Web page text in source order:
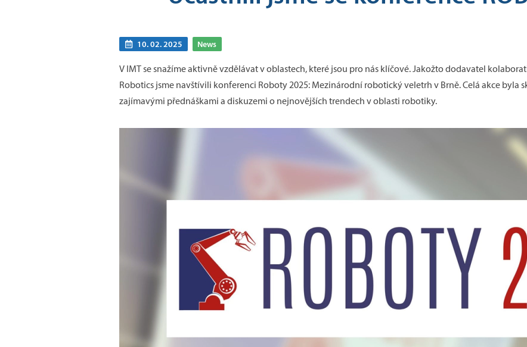
10. 02. 2025 News
V IMT se snažíme aktivně vzdělávat v oblastech, které jsou pro nás klíčové. Jakožto dodavatel
Robotics jsme navštívili konferenci Roboty 2025: Mezinárodní robotický veletrh v Brně. Celá akce byla
zajímavými přednáškami a diskuzemi o nejnovějších trendech v oblasti robotiky.